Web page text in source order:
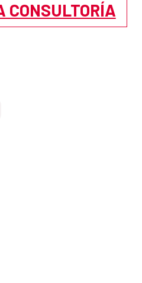
CONSULTORÍA